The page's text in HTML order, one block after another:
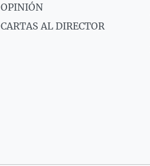
OPINIÓN
CARTAS AL DIRECTOR